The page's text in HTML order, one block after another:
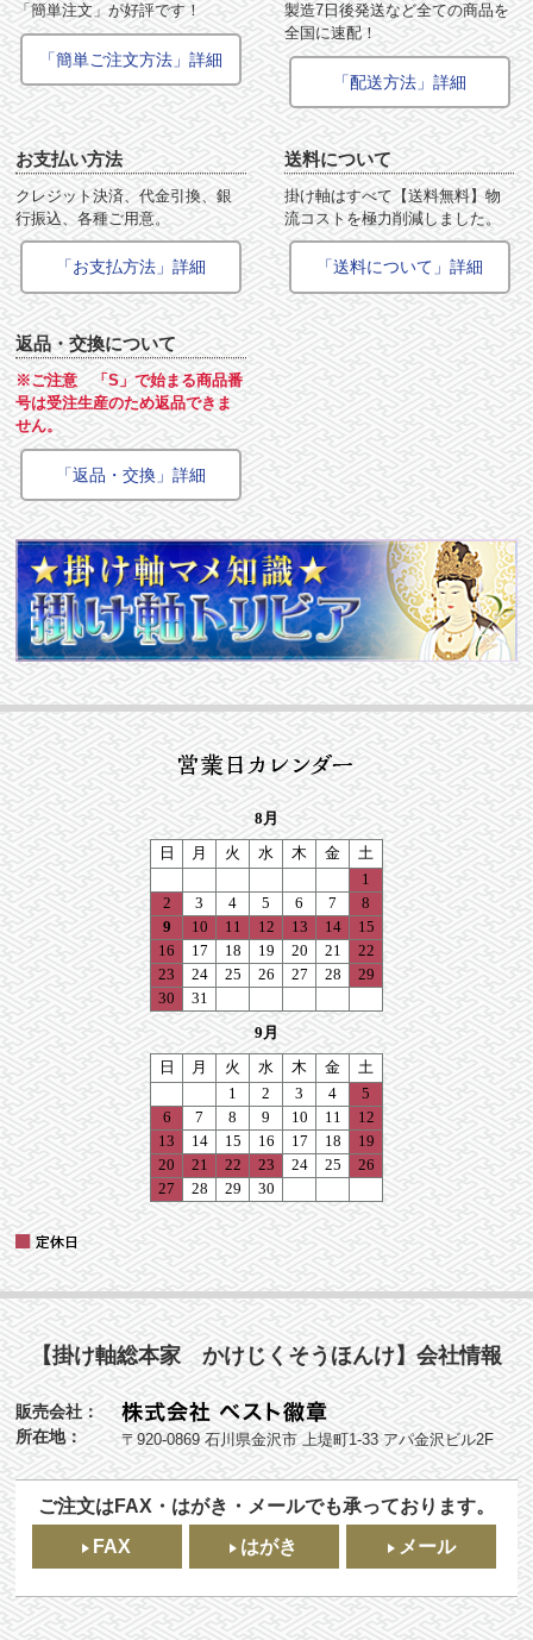
「簡単注文」が好評です！
「簡単ご注文方法」詳細
製造7日後発送など全ての商品を
全国に速配！
「配送方法」詳細
お支払い方法
クレジット決済、代金引換、銀
行振込、各種ご用意。
「お支払方法」詳細
送料について
掛け軸はすべて【送料無料】物
流コストを極力削減しました。
「送料について」詳細
返品・交換について
※ご注意 「S」で始まる商品番
号は受注生産のため返品できま
せん。
「返品・交換」詳細
【掛け軸総本家 かけじくそうほんけ】会社情報
販売会社：
所在地：
〒920-0869 石川県金沢市 上堤町1-33 アパ金沢ビル2F
ご注文はFAX・はがき・メールでも承っております。
FAX
はがき メール